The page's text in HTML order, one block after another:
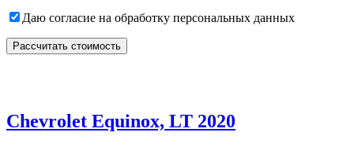
Даю согласие на обработку персональных данных
Chevrolet Equinox, LT 2020